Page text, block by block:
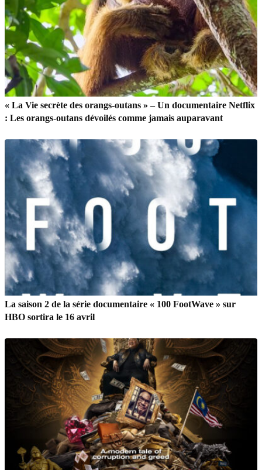
« La Vie secrète des orangs-outans » – Un documentaire Netflix
: Les orangs-outans dévoilés comme jamais auparavant
La saison 2 de la série documentaire « 100 FootWave » sur
HBO sortira le 16 avril